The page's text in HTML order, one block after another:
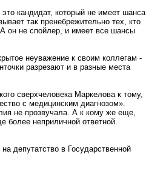
кандидат, который не имеет шанса
так пренебрежительно тех, кто
он не спойлер, и имеет все шансы
неуважение к своим коллегам -
разрезают и в разные места
сверхчеловека Маркелова к тому,
с медицинским диагнозом».
не прозвучала. А к кому же еще,
неприличной ответной.
депутатство в Государственной